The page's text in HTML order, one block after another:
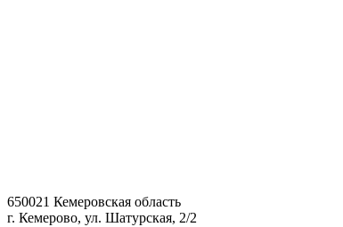
650021 Кемеровская область
г. Кемерово, ул. Шатурская, 2/2